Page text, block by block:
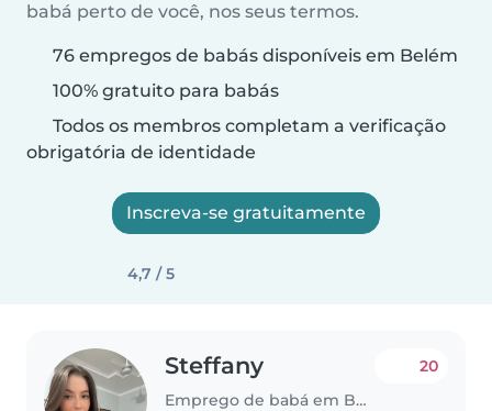
babá perto de você, nos seus termos.
76 empregos de babás disponíveis em Belém
100% gratuito para babás
Todos os membros completam a verificação
obrigatória de identidade
Inscreva-se gratuitamente
4,7 / 5
Steffany
Emprego de babá em Belém
20